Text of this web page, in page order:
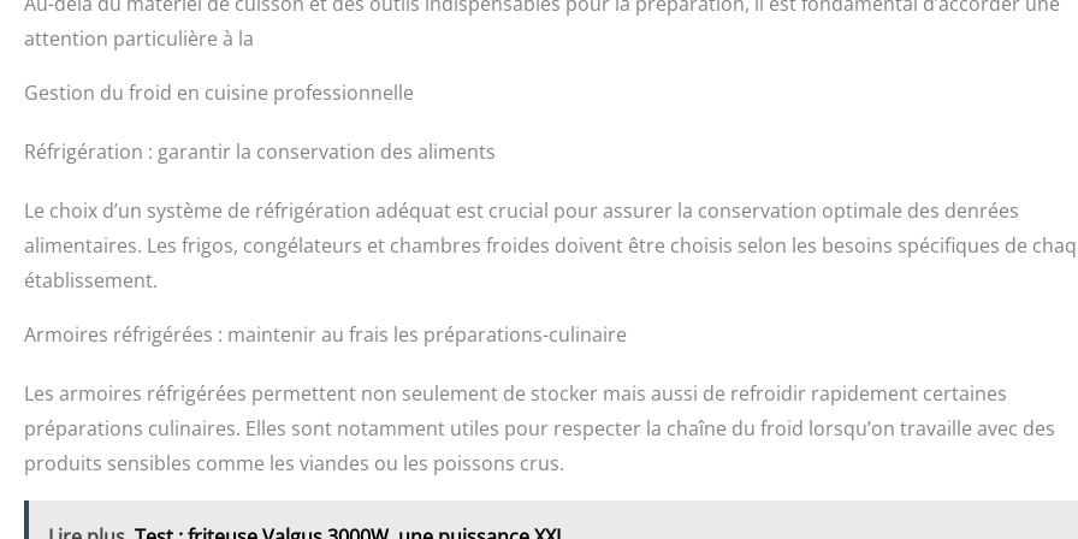
attention particulière à la
Gestion du froid en cuisine professionnelle
Réfrigération : garantir la conservation des aliments
Le choix d’un système de réfrigération adéquat est crucial pour assurer la conservation optimale des denrées
alimentaires. Les frigos, congélateurs et chambres froides doivent être choisis selon les besoins spécifiques de
établissement.
Armoires réfrigérées : maintenir au frais les préparations-culinaire
Les armoires réfrigérées permettent non seulement de stocker mais aussi de refroidir rapidement certaines
préparations culinaires. Elles sont notamment utiles pour respecter la chaîne du froid lorsqu’on travaille avec des
produits sensibles comme les viandes ou les poissons crus.